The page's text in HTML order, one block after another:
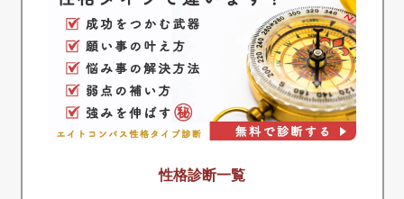
性格診断一覧